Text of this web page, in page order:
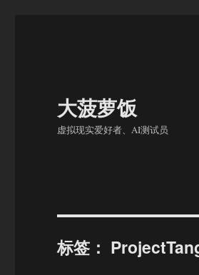
大菠萝饭
虚拟现实爱好者、AI测试员
标签：